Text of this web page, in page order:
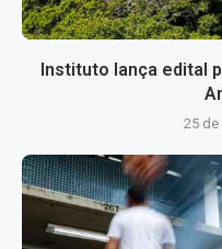
Instituto lança edital
25 de